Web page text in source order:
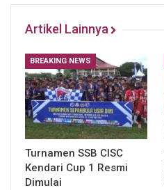
Artikel Lainnya
BREAKING NEWS
Turnamen SSB CISC
Kendari Cup 1 Resmi
Dimulai